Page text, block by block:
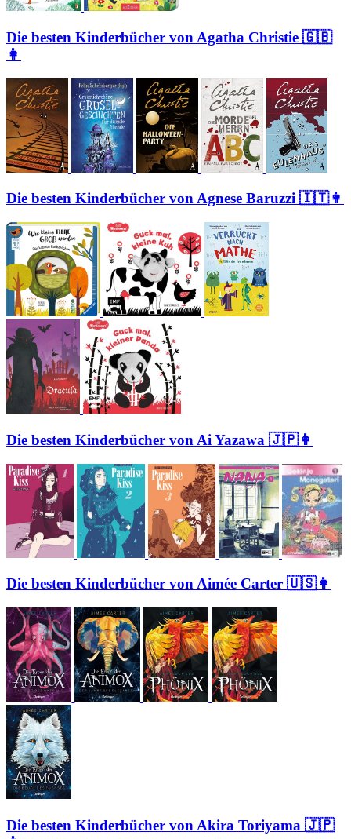
Die besten Kinderbücher von Agatha Christie 🇬🇧
👩
Die besten Kinderbücher von Agnese Baruzzi 🇮🇹👩
Die besten Kinderbücher von Ai Yazawa 🇯🇵👩
Die besten Kinderbücher von Aimée Carter 🇺🇸👩
Die besten Kinderbücher von Akira Toriyama 🇯🇵